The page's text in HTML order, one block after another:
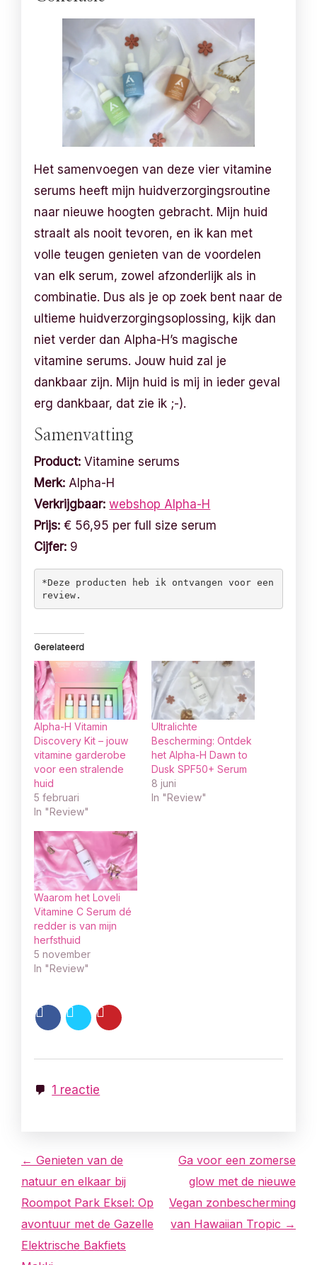
Het samenvoegen van deze vier vitamine
serums heeft mijn huidverzorgingsroutine
naar nieuwe hoogten gebracht. Mijn huid
straalt als nooit tevoren, en ik kan met
volle teugen genieten van de voordelen
van elk serum, zowel afzonderlijk als in
combinatie. Dus als je op zoek bent naar de
ultieme huidverzorgingsoplossing, kijk dan
niet verder dan Alpha-H’s magische
vitamine serums. Jouw huid zal je
dankbaar zijn. Mijn huid is mij in ieder geval
erg dankbaar, dat zie ik ;-).
Samenvatting
Product:Vitamine serums
Merk: Alpha-H
Verkrijgbaar:webshop Alpha-H
Prijs: € 56,95 per full size serum
Cijfer: 9
*Deze producten heb ik ontvangen voor een
review.
Gerelateerd
Alpha-H Vitamin
Discovery Kit – jouw
vitamine garderobe
voor een stralende
huid
5 februari
In "Review"
Ultralichte
Bescherming: Ontdek
het Alpha-H Dawn to
Dusk SPF50+ Serum
8 juni
In "Review"
Waarom het Loveli
Vitamine C Serum dé
redder is van mijn
herfsthuid
5 november
In "Review"
1 reactie
B
e
r
i
← Genieten van de
natuur en elkaar bij
Roompot Park Eksel: Op
avontuur met de Gazelle
Elektrische Bakfiets
Ga voor een zomerse
glow met de nieuwe
Vegan zonbescherming
van Hawaiian Tropic →